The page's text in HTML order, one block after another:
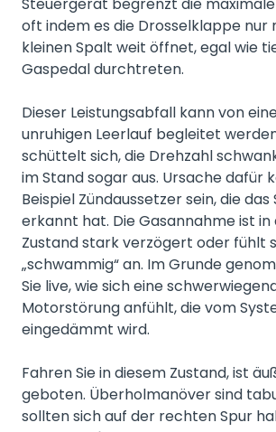
Steuergerät begrenzt die
oft indem es die Drosselklappe nur
kleinen Spalt weit öffnet, egal wie
Gaspedal durchtreten.
Dieser Leistungsabfall kann von
unruhigen Leerlauf begleitet
schüttelt sich, die Drehzahl
im Stand sogar aus. Ursache dafür
Beispiel Zündaussetzer sein, die
erkannt hat. Die Gasannahme ist in
Zustand stark verzögert oder fühlt
„schwammig“ an. Im Grunde
Sie live, wie sich eine
Motorstörung anfühlt, die vom
eingedämmt wird.
Fahren Sie in diesem Zustand, ist
geboten. Überholmanöver sind
sollten sich auf der rechten Spur